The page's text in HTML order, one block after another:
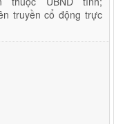
truyền cổ động trực